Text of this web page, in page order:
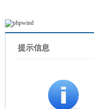
提示信息